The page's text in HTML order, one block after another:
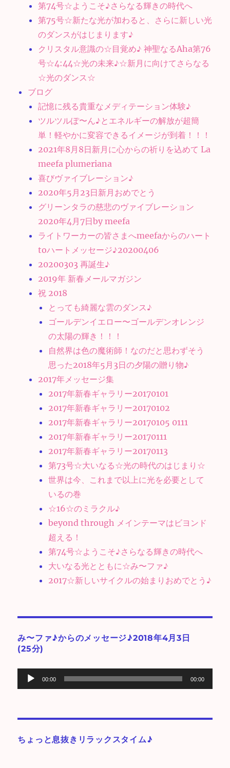
第74号☆ようこそ♪さらなる輝きの時代へ
第75号☆新たな光が加わると、さらに新しい光
のダンスがはじまります♪
クリスタル意識の☆目覚め♪ 神聖なるAha第76
号☆4:44☆光の未来♪☆新月に向けてさらなる
☆光のダンス☆
ブログ
記憶に残る貴重なメディテーション体験♪
ツルツルぽ〜ん♪とエネルギーの解放が超簡
単！軽やかに変容できるイメージが到着！！！
2021年8月8日新月に心からの祈りを込めて La
meefa plumeriana
喜びヴァイブレーション♪
2020年5月23日新月おめでとう
グリーンタラの慈悲のヴァイブレーション
2020年4月7日by meefa
ライトワーカーの皆さまへmeefaからのハート
toハートメッセージ♪20200406
20200303 再誕生♪
2019年 新春メールマガジン
祝 2018
とっても綺麗な雲のダンス♪
ゴールデンイエロー〜ゴールデンオレンジ
の太陽の輝き！！！
自然界は色の魔術師！なのだと思わずそう
思った2018年5月3日の夕陽の贈り物♪
2017年メッセージ集
2017年新春ギャラリー20170101
2017年新春ギャラリー20170102
2017年新春ギャラリー20170105 0111
2017年新春ギャラリー20170111
2017年新春ギャラリー20170113
第73号☆大いなる☆光の時代のはじまり☆
世界は今、これまで以上に光を必要として
いるの巻
☆16☆のミラクル♪
beyond through メインテーマはビヨンド
超える！
第74号☆ようこそ♪さらなる輝きの時代へ
大いなる光とともに☆み〜ファ♪
2017☆新しいサイクルの始まりおめでとう♪
み〜ファ♪からのメッセージ♪2018年4月3日
(25分)
声
レ
ヤ
00:00 00:00
ちょっと息抜きリラックスタイム♪